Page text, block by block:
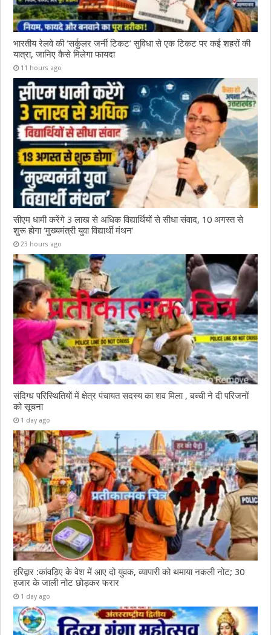
भारतीय रेलवे की ‘सर्कुलर जर्नी टिकट’ सुविधा से एक टिकट पर कई शहरों की
यात्रा, जानिए कैसे मिलेगा फायदा
11 hours ago
सीएम धामी करेंगे 3 लाख से अधिक विद्यार्थियों से सीधा संवाद, 10 अगस्त से
शुरू होगा ‘मुख्यमंत्री युवा विद्यार्थी मंथन’
23 hours ago
संदिग्ध परिस्थितियों में क्षेत्र पंचायत सदस्य का शव मिला , बच्ची ने दी परिजनों
को सूचना
1 day ago
हरिद्वार :कांवड़िए के वेश में आए दो युवक, व्यापारी को थमाया नकली नोट; 30
हजार के जाली नोट छोड़कर फरार
1 day ago